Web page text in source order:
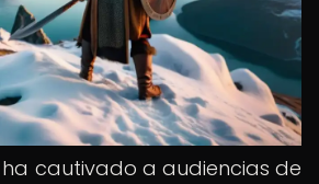
ha cautivado a audiencias de